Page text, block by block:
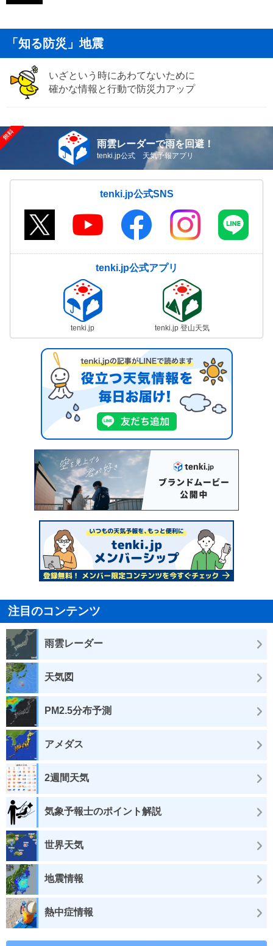
「知る防災」地震
いざという時にあわてないために
確かな情報と行動で防災力アップ
雨雲レーダーで雨を回避！
tenki.jp公式 天気予報アプリ
tenki.jp公式SNS
tenki.jp公式アプリ
tenki.jp tenki.jp 登山天気
注目のコンテンツ
雨雲レーダー
天気図
PM2.5分布予測
アメダス
2週間天気
気象予報士のポイント解説
世界天気
地震情報
熱中症情報